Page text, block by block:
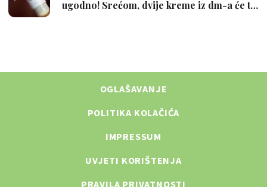
OGLAŠAVANJE
POLITIKA KOLAČIĆA
IMPRESSUM
UVJETI KORIŠTENJA
PRAVILA PRIVATNOSTI